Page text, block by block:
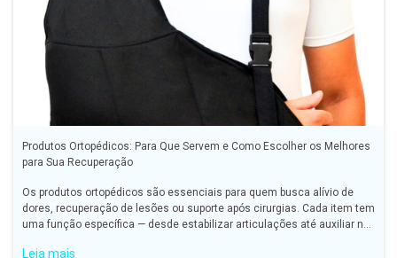
Produtos Ortopédicos: Para Que Servem e Como Escolher os Melhores
para Sua Recuperação
Os produtos ortopédicos são essenciais para quem busca alívio de
dores, recuperação de lesões ou suporte após cirurgias. Cada item tem
uma função específica — desde estabilizar articulações até auxiliar na
Leia mais